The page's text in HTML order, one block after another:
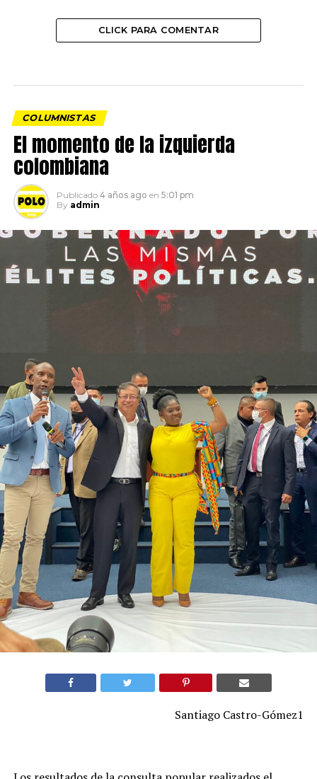
CLICK PARA COMENTAR
COLUMNISTAS
El momento de la izquierda
colombiana
Publicado 4 años ago en 5:01 pm
By admin
Santiago Castro-Gómez1